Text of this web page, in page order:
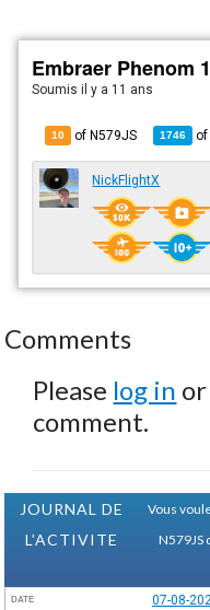
Embraer Phenom
Soumisil y a 11 ans
10 of N579JS 1746
NickFlightX
Comments
Please log in or
comment.
JOURNAL DE
L'ACTIVITE
Vous
N579JS
DATE 07-08-